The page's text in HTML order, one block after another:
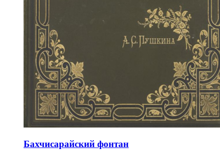
Бахчисарайский фонтан